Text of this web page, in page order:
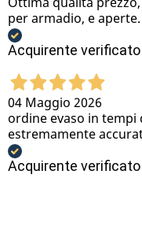
per armadio, e
Acquirente verificato
04 Maggio 2026
ordine evaso in
estremamente
Acquirente verificato